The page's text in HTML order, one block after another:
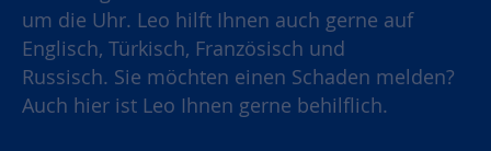
um die Uhr. Leo hilft Ihnen auch gerne auf
Englisch, Türkisch, Französisch und
Russisch. Sie möchten einen Schaden melden?
Auch hier ist Leo Ihnen gerne behilflich.